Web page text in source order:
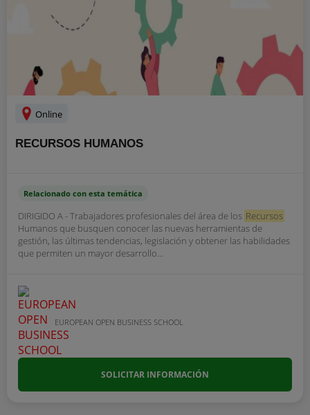
Online
RECURSOS HUMANOS
Relacionado con esta temática
DIRIGIDO A - Trabajadores profesionales del área de los Recursos
Humanos que busquen conocer las nuevas herramientas de
gestión, las últimas tendencias, legislación y obtener las habilidades
que permiten un mayor desarrollo...
EUROPEAN OPEN BUSINESS SCHOOL
SOLICITAR INFORMACIÓN